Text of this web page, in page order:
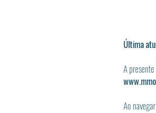
Última
A
Ao